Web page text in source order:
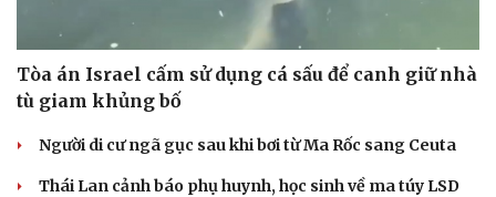
Tòa án Israel cấm sử dụng cá sấu để canh giữ nhà
tù giam khủng bố
Người di cư ngã gục sau khi bơi từ Ma Rốc sang Ceuta
Thái Lan cảnh báo phụ huynh, học sinh về ma túy LSD